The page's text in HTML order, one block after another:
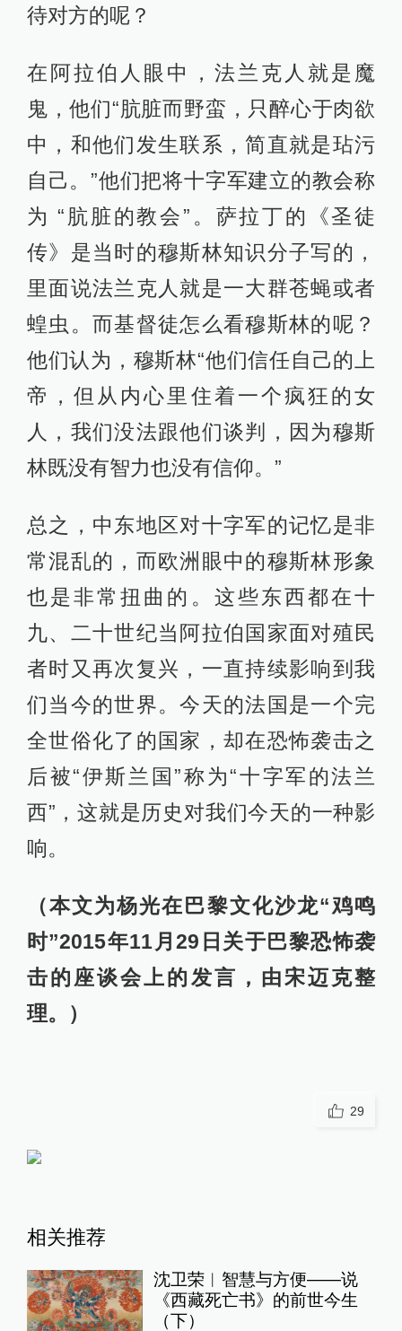
待对方的呢？
在阿拉伯人眼中，法兰克人就是魔
鬼，他们“肮脏而野蛮，只醉心于肉欲
中，和他们发生联系，简直就是玷污
自己。”他们把将十字军建立的教会称
为 “肮脏的教会”。萨拉丁的《圣徒
传》是当时的穆斯林知识分子写的，
里面说法兰克人就是一大群苍蝇或者
蝗虫。而基督徒怎么看穆斯林的呢？
他们认为，穆斯林“他们信任自己的上
帝，但从内心里住着一个疯狂的女
人，我们没法跟他们谈判，因为穆斯
林既没有智力也没有信仰。”
总之，中东地区对十字军的记忆是非
常混乱的，而欧洲眼中的穆斯林形象
也是非常扭曲的。这些东西都在十
九、二十世纪当阿拉伯国家面对殖民
者时又再次复兴，一直持续影响到我
们当今的世界。今天的法国是一个完
全世俗化了的国家，却在恐怖袭击之
后被“伊斯兰国”称为“十字军的法兰
西”，这就是历史对我们今天的一种影
响。
（本文为杨光在巴黎文化沙龙“鸡鸣
时”2015年11月29日关于巴黎恐怖袭
击的座谈会上的发言，由宋迈克整
理。）
29
相关推荐
沈卫荣︱智慧与方便——说
《西藏死亡书》的前世今生
（下）